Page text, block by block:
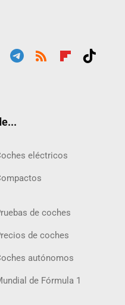
eléctricos
de coches
de coches
autónomos
de Fórmula 1